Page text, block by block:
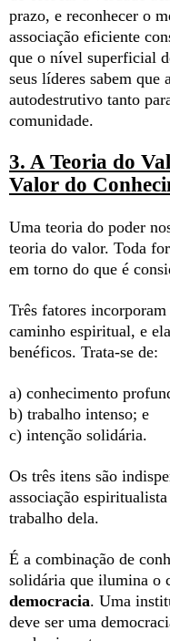
prazo, e reconhecer o
associação eficiente
que o nível superficial
seus líderes sabem que
autodestrutivo tanto
comunidade.
3. A Teoria do
Valor do
Uma teoria do poder
teoria do valor. Toda
em torno do que é
Três fatores
caminho espiritual, e
benéficos. Trata-se de:
a) conhecimento
b) trabalho intenso; e
c) intenção solidária.
Os três itens são
associação
trabalho dela.
É a combinação de
solidária que ilumina o
democracia. Uma
deve ser uma